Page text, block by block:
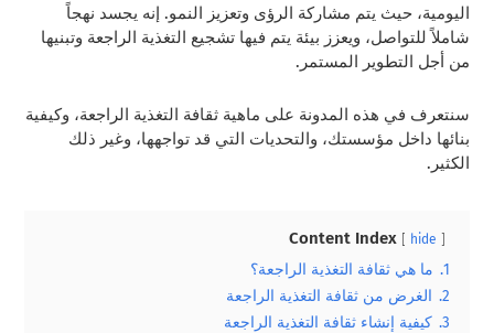
اليومية، حيث يتم مشاركة الرؤى وتعزيز النمو. إنه يجسد نهجاً
شاملاً للتواصل، ويعزز بيئة يتم فيها تشجيع التغذية الراجعة وتبنيها
من أجل التطوير المستمر.
سنتعرف في هذه المدونة على ماهية ثقافة التغذية الراجعة، وكيفية
بنائها داخل مؤسستك، والتحديات التي قد تواجهها، وغير ذلك
الكثير.
Content Index hide
1. ما هي ثقافة التغذية الراجعة؟
2. الغرض من ثقافة التغذية الراجعة
3. كيفية إنشاء ثقافة التغذية الراجعة